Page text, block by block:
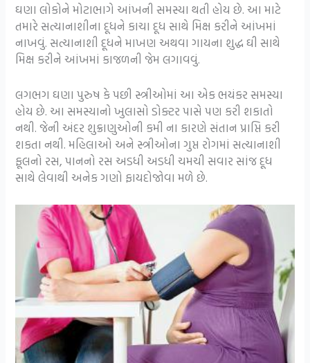
ઘણા લોકોને મોટાભાગે આંખની સમસ્યા થતી હોય છે. આ માટે
તમારે સત્યાનાશીના દૂધને કાચા દૂધ સાથે મિક્ષ કરીને આંખમાં
નાખવું. સત્યાનાશી દૂધને માખણ અથવા ગાયના શુદ્ધ ઘી સાથે
મિક્ષ કરીને આંખમાં કાજળની જેમ લગાવવું.
લગભગ ઘણા પુરુષ કે પછી સ્ત્રીઓમાં આ એક ભયંકર સમસ્યા
હોય છે. આ સમસ્યાનો ખુલાસો ડોક્ટર પાસે પણ કરી શકાતો
નથી. જેની અંદર શુક્રાણુઓની કમી ના કારણે સંતાન પ્રાપ્તિ કરી
શકતા નથી. મહિલાઓ અને સ્ત્રીઓના ગુપ્ત રોગમાં સત્યાનાશી
ફૂલનો રસ, પાનનો રસ અડધી અડધી ચમચી સવાર સાંજ દૂધ
સાથે લેવાથી અનેક ગણો ફાયદોજોવા મળે છે.